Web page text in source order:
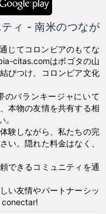
ィ - 南米のつなが
じてコロンビアのもてな
citas.comはボゴタの山
びつけ、コロンビア文化
のバランキージャにいて
本物の友情を共有する相
験しながら、私たちの完
い。隠れた料金はなく、
できるコミュニティを通
い友情やパートナーシッ
conectar!